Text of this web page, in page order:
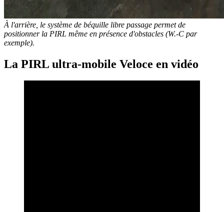
À l'arrière, le système de béquille libre passage permet de
positionner la PIRL même en présence d'obstacles (W.-C par
exemple).
La PIRL ultra-mobile Veloce en vidéo